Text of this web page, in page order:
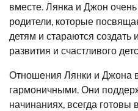
вместе. Лянка и Джон
родители, которые
детям и стараются
развития и счастливого
Отношения Лянки и Джона
гармоничными. Они
начинаниях, всегда готовы